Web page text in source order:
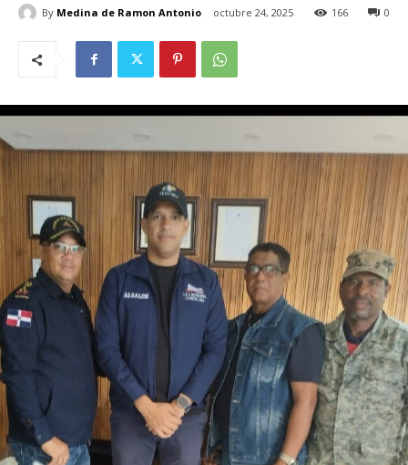
By Medina de Ramon Antonio octubre 24, 2025 0
166